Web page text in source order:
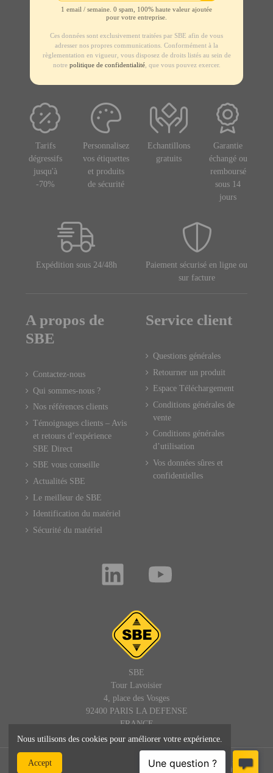
1 email / semaine. 0 spam, 100% haute valeur ajoutée
pour votre entreprise.
Ces données sont exclusivement traitées par SBE afin de vous
adresser nos propres communications. Conformément à la
règlementation en vigueur, vous disposez de droits listés au sein de
notre politique de confidentialité, que vous pouvez exercer.
Tarifs
dégressifs
jusqu'à
-70%
Personnalisez
vos étiquettes
et produits
de sécurité
Echantillons
gratuits
Garantie
échangé ou
remboursé
sous 14
jours
Expédition sous 24/48h
Paiement sécurisé en ligne ou
sur facture
A propos de
SBE
Contactez-nous
Qui sommes-nous ?
Nos références clients
Témoignages clients – Avis
et retours d’expérience
SBE Direct
SBE vous conseille
Actualités SBE
Le meilleur de SBE
Identification du matériel
Sécurité du matériel
Service client
Questions générales
Retourner un produit
Espace Téléchargement
Conditions générales de
vente
Conditions générales
d’utilisation
Vos données sûres et
confidentielles
SBE
Tour Lavoisier
4, place des Vosges
92400 PARIS LA DEFENSE
FRANCE
© SBE - 1992 - 2025 – Tous droits réservés : site, textes et images -
SBEDIRECT® est une marque de SBE - admin@sbedirect.com - Site
Nous utilisons des cookies pour améliorer votre expérience.
Accept